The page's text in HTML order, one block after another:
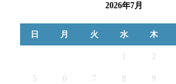
2026年7月
日 月 火 水 木
2
5 6 7 9